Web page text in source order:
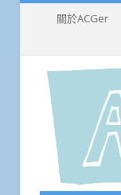
關於ACGer